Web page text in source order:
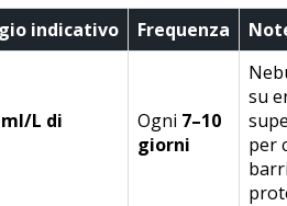
indicativo Frequenza
ml/L di
Ogni 7–10
giorni
su
per